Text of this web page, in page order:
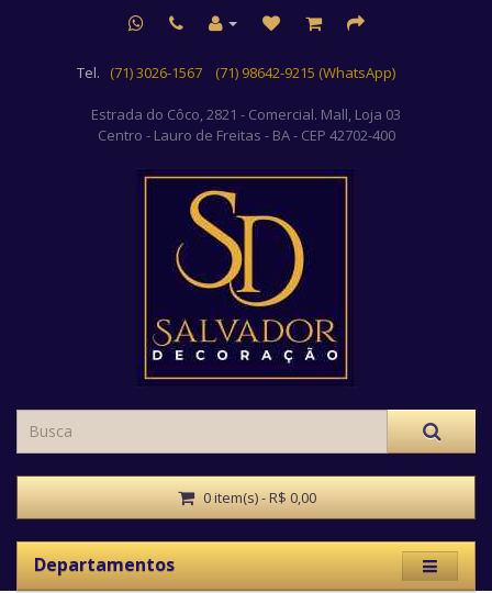
Tel. (71) 3026-1567 (71) 98642-9215 (WhatsApp)
Estrada do Côco, 2821 - Comercial. Mall, Loja 03
Centro - Lauro de Freitas - BA - CEP 42702-400
0 item(s) - R$ 0,00
Departamentos